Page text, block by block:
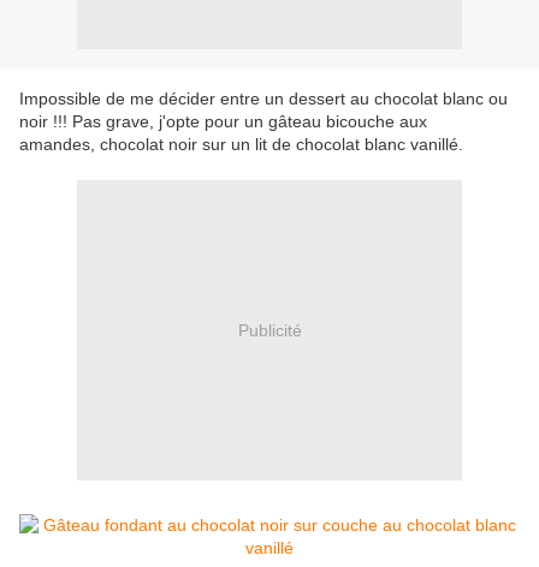
Impossible de me décider entre un dessert au chocolat blanc ou
noir !!! Pas grave, j'opte pour un gâteau bicouche aux
amandes, chocolat noir sur un lit de chocolat blanc vanillé.
Publicité